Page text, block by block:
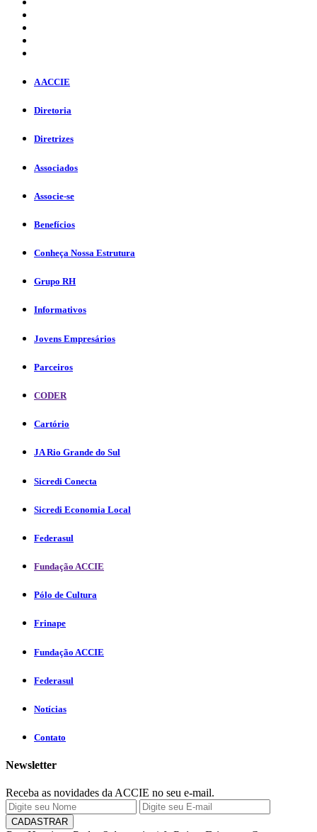
A ACCIE
Diretoria
Diretrizes
Associados
Associe-se
Benefícios
Conheça Nossa Estrutura
Grupo RH
Informativos
Jovens Empresários
Parceiros
CODER
Cartório
JA Rio Grande do Sul
Sicredi Conecta
Sicredi Economia Local
Federasul
Fundação ACCIE
Pólo de Cultura
Frinape
Fundação ACCIE
Federasul
Notícias
Contato
Newsletter
Receba as novidades da ACCIE no seu e-mail.